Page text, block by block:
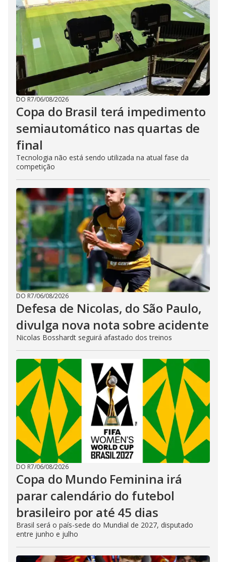
DO R7/06/08/2026
Copa do Brasil terá impedimento
semiautomático nas quartas de
final
Tecnologia não está sendo utilizada na atual fase da
competição
DO R7/06/08/2026
Defesa de Nicolas, do São Paulo,
divulga nova nota sobre acidente
Nicolas Bosshardt seguirá afastado dos treinos
DO R7/06/08/2026
Copa do Mundo Feminina irá
parar calendário do futebol
brasileiro por até 45 dias
Brasil será o país-sede do Mundial de 2027, disputado
entre junho e julho